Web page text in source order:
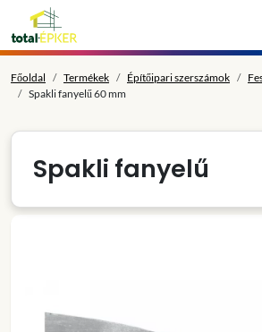
Főoldal Termékek Építőipari szerszámok
Spakli fanyelű 60 mm
Spakli fanyelű